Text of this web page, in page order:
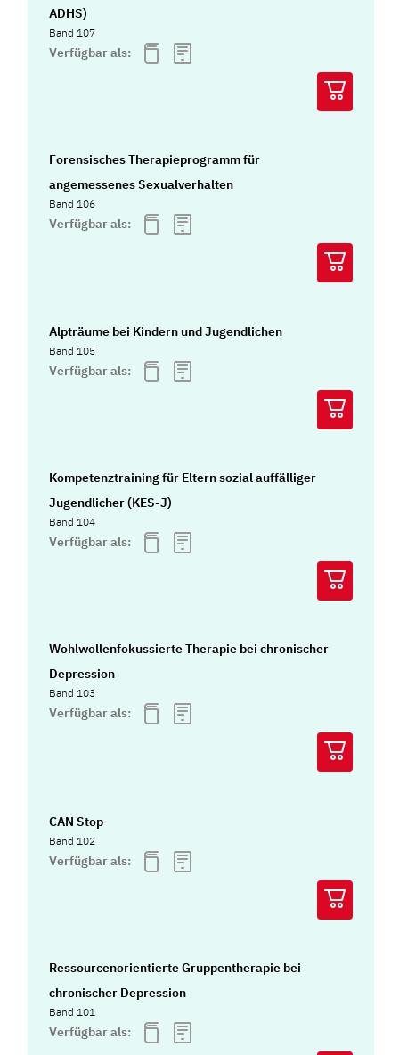
ADHS)
Band 107
Verfügbar als:
Forensisches Therapieprogramm für
angemessenes Sexualverhalten
Band 106
Verfügbar als:
Alpträume bei Kindern und Jugendlichen
Band 105
Verfügbar als:
Kompetenztraining für Eltern sozial auffälliger
Jugendlicher (KES-J)
Band 104
Verfügbar als:
Wohlwollenfokussierte Therapie bei chronischer
Depression
Band 103
Verfügbar als:
CAN Stop
Band 102
Verfügbar als:
Ressourcenorientierte Gruppentherapie bei
chronischer Depression
Band 101
Verfügbar als: